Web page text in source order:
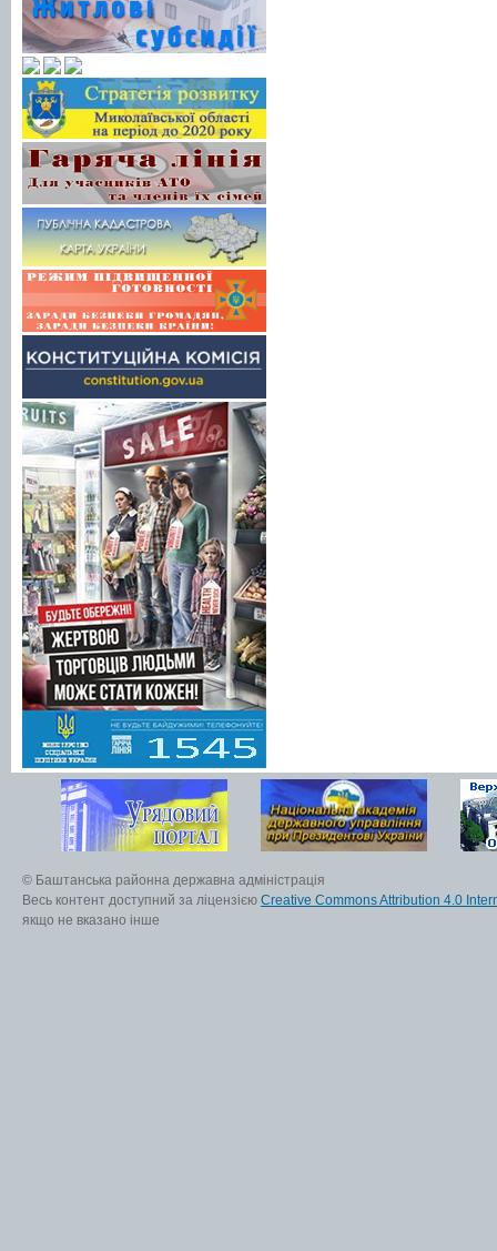
© Баштанська районна державна адміністрація
Весь контент доступний за ліцензією Creative Commons Attribution 4.0
якщо не вказано інше